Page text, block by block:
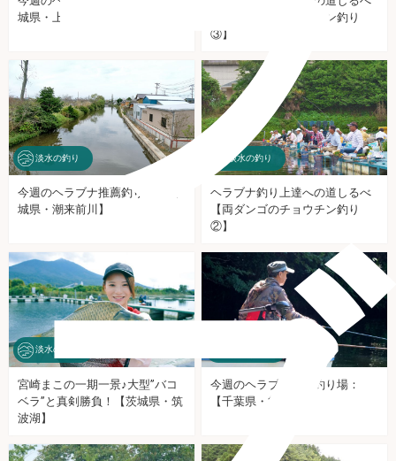
城県・上の島新川】
【両ダンゴのチョウチン釣り
③】
淡水の釣り
今週のヘラブナ推薦釣り場【茨
城県・潮来前川】
淡水の釣り
ヘラブナ釣り上達への道しるべ
【両ダンゴのチョウチン釣り
②】
淡水の釣り
宮崎まこの一期一景♪大型”バコ
ベラ”と真剣勝負！【茨城県・筑
波湖】
今週のヘラブナ推薦釣り場：
【千葉県・亀山湖】